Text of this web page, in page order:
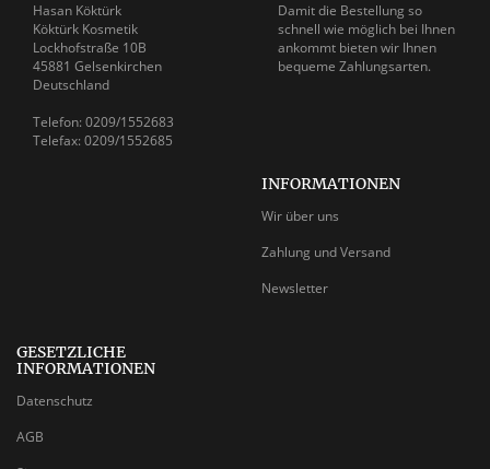
Hasan Köktürk
Köktürk Kosmetik
Lockhofstraße 10B
45881 Gelsenkirchen
Deutschland
Telefon: 0209/1552683
Telefax: 0209/1552685
Damit die Bestellung so
schnell wie möglich bei Ihnen
ankommt bieten wir Ihnen
bequeme Zahlungsarten.
INFORMATIONEN
Wir über uns
Zahlung und Versand
Newsletter
GESETZLICHE
INFORMATIONEN
Datenschutz
AGB